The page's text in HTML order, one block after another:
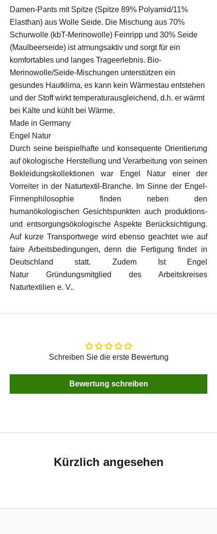
Damen-Pants mit Spitze (Spitze 89% Polyamid/11%
Elasthan) aus Wolle Seide. Die Mischung aus 70%
Schurwolle (kbT-Merinowolle) Feinripp und 30% Seide
(Maulbeerseide) ist atmungsaktiv und sorgt für ein
komfortables und langes Trageerlebnis. Bio-
Merinowolle/Seide-Mischungen unterstützen ein
gesundes Hautklima, es kann kein Wärmestau entstehen
und der Stoff wirkt temperaturausgleichend, d.h. er wärmt
bei Kälte und kühlt bei Wärme.
Made in Germany
Engel Natur
Durch seine beispielhafte und konsequente Orientierung
auf ökologische Herstellung und Verarbeitung von seinen
Bekleidungskollektionen war Engel Natur einer der
Vorreiter in der Naturtextil-Branche. Im Sinne der Engel-
Firmenphilosophie finden neben den
humanökologischen Gesichtspunkten auch produktions-
und entsorgungsökologische Aspekte Berücksichtigung.
Auf kurze Transportwege wird ebenso geachtet wie auf
faire Arbeitsbedingungen, denn die Fertigung findet in
Deutschland statt. Zudem Ist Engel
Natur Gründungsmitglied des Arbeitskreises
Naturtextilien e. V..
Schreiben Sie die erste Bewertung
Bewertung schreiben
Kürzlich angesehen